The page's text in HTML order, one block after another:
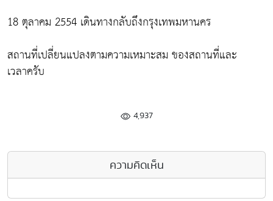
18 ตุลาคม 2554 เดินทางกลับถึงกรุงเทพมหานคร
สถานที่เปลี่ยนแปลงตามความเหมาะสม ของสถานที่และ
เวลาครับ
4,937
ความคิดเห็น